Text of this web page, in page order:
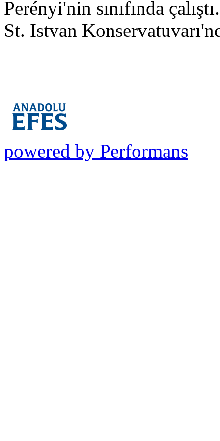
Perényi'nin sınıfında
St. Istvan
powered by Performans